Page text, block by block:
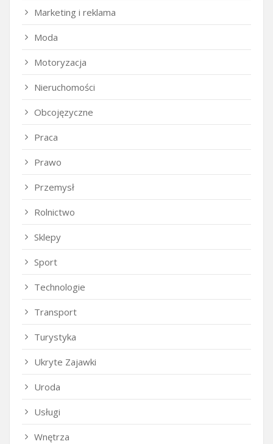
Marketing i reklama
Moda
Motoryzacja
Nieruchomości
Obcojęzyczne
Praca
Prawo
Przemysł
Rolnictwo
Sklepy
Sport
Technologie
Transport
Turystyka
Ukryte Zajawki
Uroda
Usługi
Wnętrza